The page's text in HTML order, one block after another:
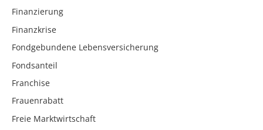
Finanzierung
Finanzkrise
Fondgebundene Lebensversicherung
Fondsanteil
Franchise
Frauenrabatt
Freie Marktwirtschaft